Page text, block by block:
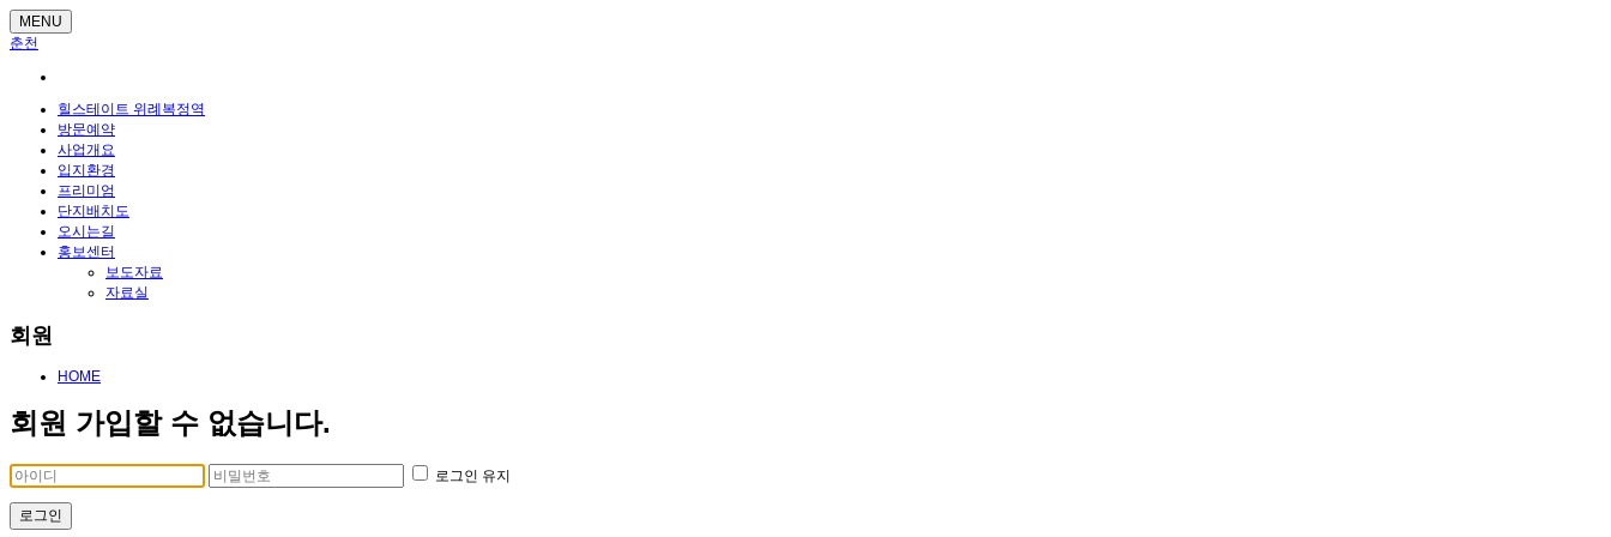
MENU
춘천
힐스테이트 위례복정역
방문예약
사업개요
입지환경
프리미엄
단지배치도
오시는길
홍보센터
보도자료
자료실
회원
HOME
회원 가입할 수 없습니다.
로그인 유지
로그인